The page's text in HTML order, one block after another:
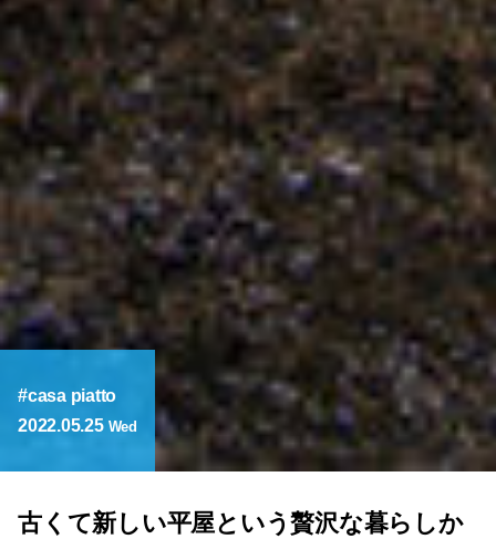
casa piatto
2022.05.25 Wed
古くて新しい平屋という贅沢な暮らしか